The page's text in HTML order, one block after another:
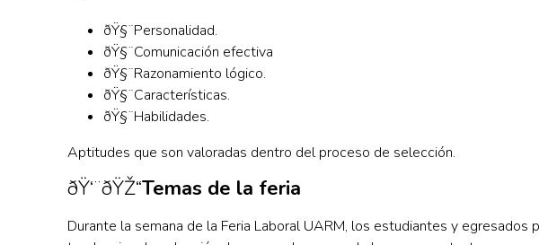
ðŸ§¨Personalidad.
ðŸ§¨Comunicación efectiva
ðŸ§¨Razonamiento lógico.
ðŸ§¨Características.
ðŸ§¨Habilidades.
Aptitudes que son valoradas dentro del proceso de selección.
ðŸ‘¨‍ðŸŽ“Temas de la feria
Durante la semana de la Feria Laboral UARM, los estudiantes y